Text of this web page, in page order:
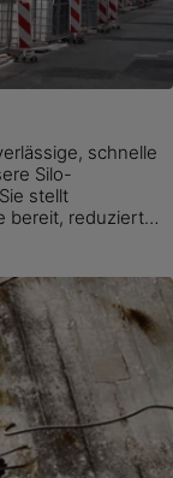
schnelle
Silo-
stellt
bereit, reduziert
und präzise
Instandsetzung
nachhaltiger
Fertigstellung.